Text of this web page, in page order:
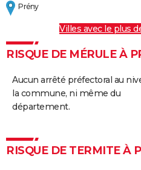
Prény
Villes avec le plus
RISQUE DE MÉRULE À
Aucun arrêté préfectoral au
la commune, ni même du
département.
RISQUE DE TERMITE À